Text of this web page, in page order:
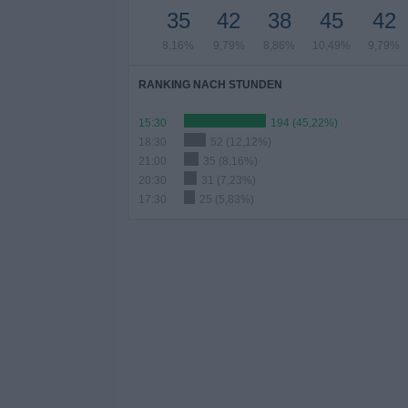
35
8,16%
42
9,79%
38
8,86%
45
10,49%
42
9,79%
RANKING NACH STUNDEN
15:30
194 (45,22%)
18:30
52 (12,12%)
21:00
35 (8,16%)
20:30
31 (7,23%)
17:30
25 (5,83%)